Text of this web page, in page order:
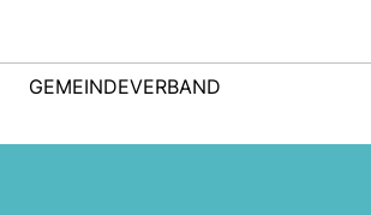
GEMEINDEVERBAND